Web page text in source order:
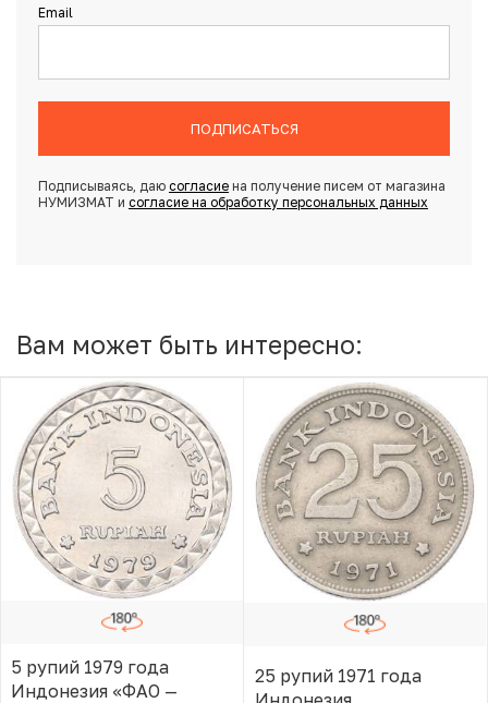
Email
ПОДПИСАТЬСЯ
Подписываясь, даю согласиена получение писем от магазина
НУМИЗМАТ и согласие на обработку персональных данных
Вам может быть интересно:
5 рупий 1979 года
Индонезия «ФАО —
25 рупий 1971 года